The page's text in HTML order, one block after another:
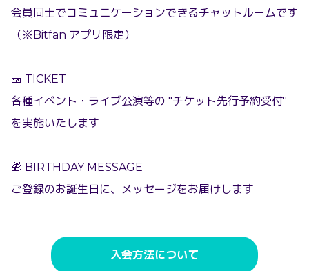
会員同士でコミュニケーションできるチャットルームです
（※Bitfan アプリ限定）
🎫 TICKET
各種イベント・ライブ公演等の "チケット先行予約受付"
を実施いたします
🎁 BIRTHDAY MESSAGE
ご登録のお誕生日に、メッセージをお届けします
入会方法について